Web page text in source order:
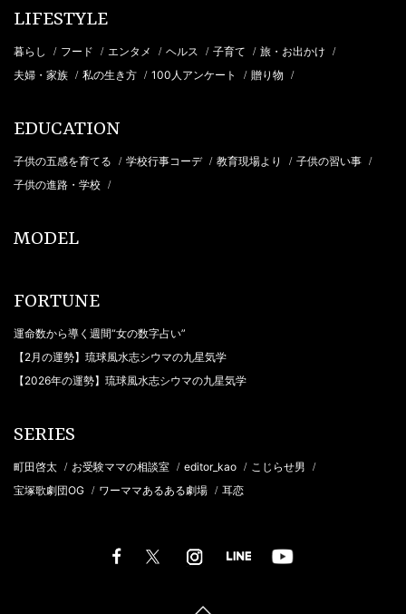
LIFESTYLE
暮らし / フード / エンタメ / ヘルス / 子育て / 旅・お出かけ /
夫婦・家族 / 私の生き方 / 100人アンケート / 贈り物 /
EDUCATION
子供の五感を育てる / 学校行事コーデ / 教育現場より / 子供の習い事 /
子供の進路・学校 /
MODEL
FORTUNE
運命数から導く週間“女の数字占い”
【2月の運勢】琉球風水志シウマの九星気学
【2026年の運勢】琉球風水志シウマの九星気学
SERIES
町田啓太 / お受験ママの相談室 / editor_kao / こじらせ男 /
宝塚歌劇団OG / ワーママあるある劇場 / 耳恋